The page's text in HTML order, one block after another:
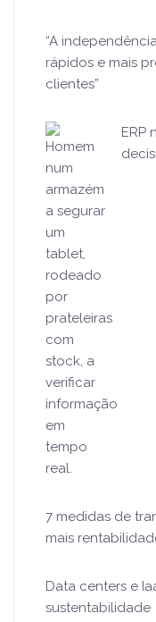
“A
rápidos e mais
clientes”
ERP
7 medidas de
mais
Data centers e
sustentabilidade